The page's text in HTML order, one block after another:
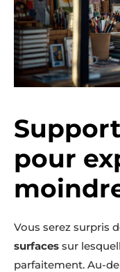
pour
Vous serez surpris
surfaces sur
parfaitement. Au-